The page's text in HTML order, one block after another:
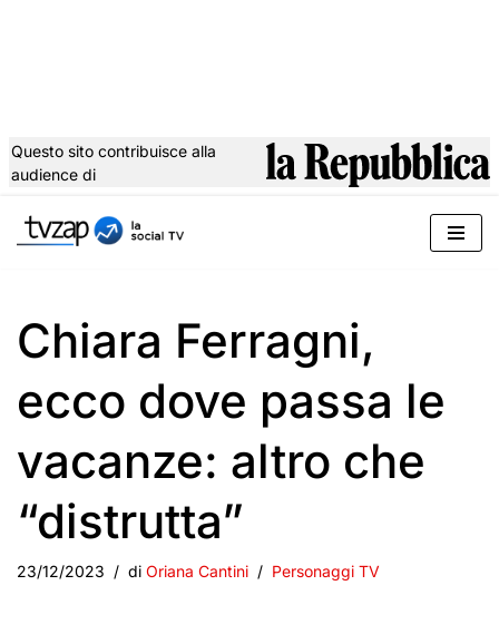
al
Questo sito contribuisce alla
audience di
Chiara Ferragni,
ecco dove passa le
vacanze: altro che
“distrutta”
23/12/2023 di Oriana Cantini Personaggi TV